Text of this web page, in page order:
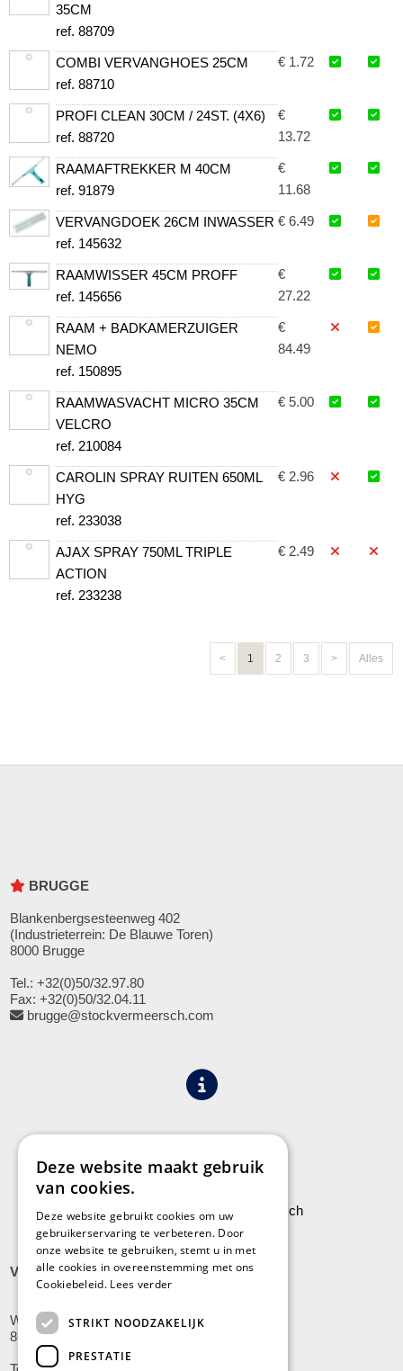
35CM
ref. 88709
COMBI VERVANGHOES 25CM
ref. 88710
€ 1.72
PROFI CLEAN 30CM / 24ST. (4X6)
ref. 88720
€
13.72
RAAMAFTREKKER M 40CM
ref. 91879
€
11.68
VERVANGDOEK 26CM INWASSER
ref. 145632
€ 6.49
RAAMWISSER 45CM PROFF
ref. 145656
€
27.22
RAAM + BADKAMERZUIGER
NEMO
ref. 150895
€
84.49
RAAMWASVACHT MICRO 35CM
VELCRO
ref. 210084
€ 5.00
CAROLIN SPRAY RUITEN 650ML
HYG
ref. 233038
€ 2.96
AJAX SPRAY 750ML TRIPLE
ACTION
ref. 233238
€ 2.49
< 1 2 3 > Alles
BRUGGE
Blankenbergsesteenweg 402
(Industrieterrein: De Blauwe Toren)
8000 Brugge
Tel.: +32(0)50/32.97.80
Fax: +32(0)50/32.04.11
brugge@stockvermeersch.com
Leveringen aan Stock Vermeersch
VLADSLO
Wijnendalestraat 200
8600 Vladslo - Diksmuide
Deze website maakt gebruik
van cookies.
Deze website gebruikt cookies om uw
gebruikerservaring te verbeteren. Door
onze website te gebruiken, stemt u in met
alle cookies in overeenstemming met ons
Cookiebeleid. Lees verder
STRIKT NOODZAKELIJK
PRESTATIE